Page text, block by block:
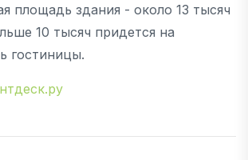
площадь здания - около 13 тысяч
10 тысяч придется на
гостиницы.